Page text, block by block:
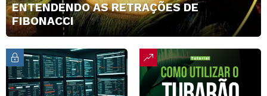
ENTENDENDO AS RETRAÇÕES DE
FIBONACCI